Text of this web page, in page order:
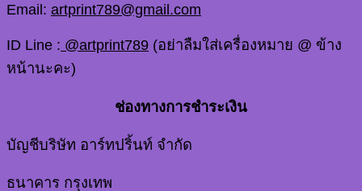
Email: artprint789@gmail.com
ID Line : @artprint789 (อย่าลืมใส่เครื่องหมาย @ ข้าง
หน้านะคะ)
ช่องทางการชำระเงิน
บัญชีบริษัท อาร์ทปริ้นท์ จำกัด
ธนาคาร กรุงเทพ